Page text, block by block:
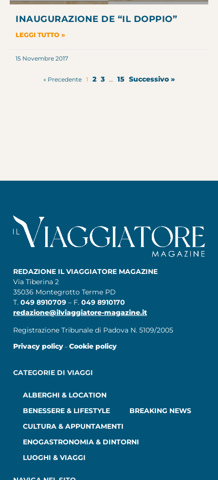
INAUGURAZIONE DE “IL DOPPIO”
LEGGI TUTTO »
15 Novembre 2017
« Precedente 1 2 3 … 15 Successivo »
REDAZIONE IL VIAGGIATORE MAGAZINE
Via Tiberina 2
35036 Montegrotto Terme PD
T. 049 8910709 – F. 049 8910170
redazione@ilviaggiatore-magazine.it
Registrazione Tribunale di Padova N. 5109/2005
Privacy policy– Cookie policy
CATEGORIE DI VIAGGI
ALBERGHI & LOCATION
BENESSERE & LIFESTYLE
BREAKING NEWS
CULTURA & APPUNTAMENTI
ENOGASTRONOMIA & DINTORNI
LUOGHI & VIAGGI